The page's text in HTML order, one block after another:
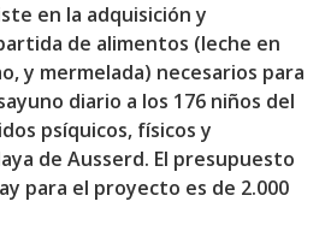
en la adquisición y
de alimentos (leche en
y mermelada) necesarios para
diario a los 176 niños del
psíquicos, físicos y
de Ausserd. El presupuesto
para el proyecto es de 2.000